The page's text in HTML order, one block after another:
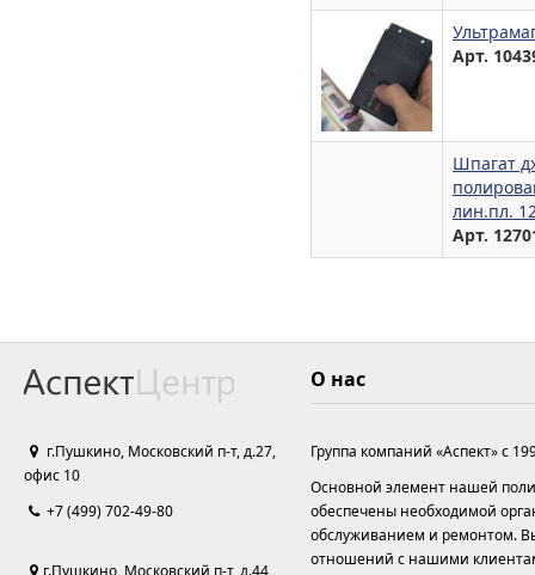
Арт.
Шпагат
лин.пл.
Арт.
г.Пушкино, Московский п-т, д.27,
офис 10
+7 (499) 702-49-80
г.Пушкино, Московский п-т, д.44,
О нас
Группа компаний «Аспект» с
Основной элемент нашей
обеспечены необходимой
обслуживанием и ремонтом.
отношений с нашими